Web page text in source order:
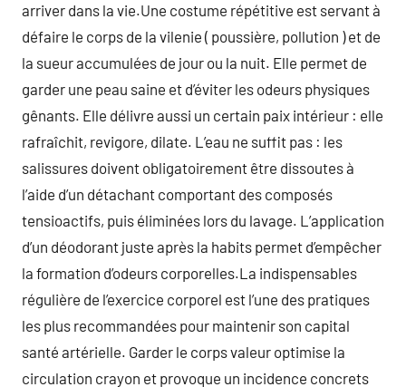
arriver dans la vie.Une costume répétitive est servant à
défaire le corps de la vilenie ( poussière, pollution ) et de
la sueur accumulées de jour ou la nuit. Elle permet de
garder une peau saine et d’éviter les odeurs physiques
gênants. Elle délivre aussi un certain paix intérieur : elle
rafraîchit, revigore, dilate. L’eau ne suffit pas : les
salissures doivent obligatoirement être dissoutes à
l’aide d’un détachant comportant des composés
tensioactifs, puis éliminées lors du lavage. L’application
d’un déodorant juste après la habits permet d’empêcher
la formation d’odeurs corporelles.La indispensables
régulière de l’exercice corporel est l’une des pratiques
les plus recommandées pour maintenir son capital
santé artérielle. Garder le corps valeur optimise la
circulation crayon et provoque un incidence concrets